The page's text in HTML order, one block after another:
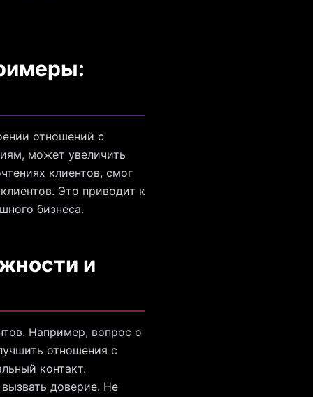
отношений с
может увеличить
клиентов, смог
Это приводит к
бизнеса.
и
Например, вопрос о
отношения с
контакт.
доверие. Не